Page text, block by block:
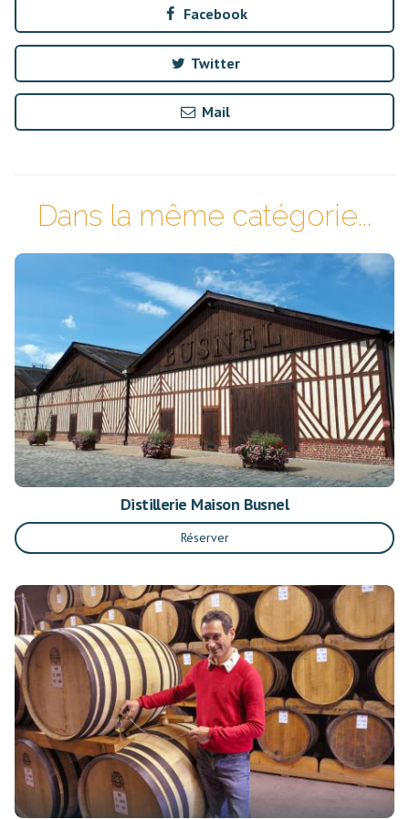
Facebook
Twitter
Mail
Dans la même catégorie...
Distillerie Maison Busnel
Réserver